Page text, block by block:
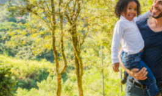
detalhadamente o que compõe
de acordo com